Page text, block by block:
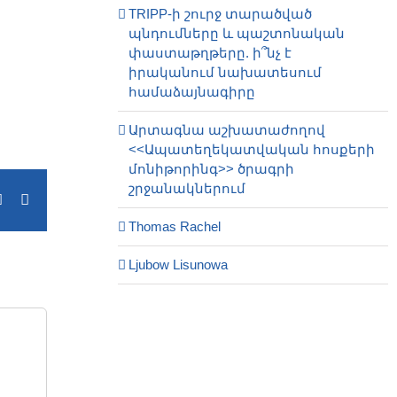
TRIPP-ի շուրջ տարածված
պնդումները և պաշտոնական
փաստաթղթերը. ի՞նչ է
իրականում նախատեսում
համաձայնագիրը
Արտագնա աշխատաժողով
<<Ապատեղեկատվական հոսքերի
մոնիթորինգ>> ծրագրի
շրջանակներում
Thomas Rachel
Ljubow Lisunowa